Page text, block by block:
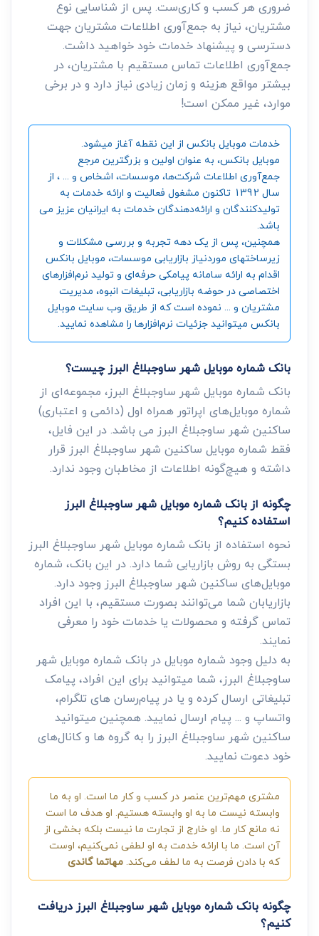
ضروری هر کسب و کاری‌ست. پس از شناسایی نوع
مشتریان، نیاز به جمع‌آوری اطلاعات مشتریان جهت
دسترسی و پیشنهاد خدمات خود خواهید داشت.
جمع‌آوری اطلاعات تماس مستقیم با مشتریان، در
بیشتر مواقع هزینه و زمان زیادی نیاز دارد و در برخی
موارد، غیر ممکن است!
خدمات موبایل بانکس از این نقطه آغاز میشود.
موبایل بانکس، به عنوان اولین و بزرگترین مرجع
جمع‌آوری اطلاعات شرکت‌ها، موسسات، اشخاص و ... ، از
سال 1392 تاکنون مشغول فعالیت و ارائه خدمات به
تولیدکنندگان و ارائه‌دهندگان خدمات به ایرانیان عزیز می
باشد.
همچنین، پس از یک دهه تجربه و بررسی مشکلات و
زیرساختهای موردنیاز بازاریابی موسسات، موبایل بانکس
اقدام به ارائه سامانه‌ پیامکی حرفه‌ای و تولید نرم‌افزارهای
اختصاصی در حوضه بازاریابی، تبلیغات انبوه، مدیریت
مشتریان و ... نموده است که از طریق وب سایت موبایل
بانکس میتوانید جزئیات نرم‌افزارها را مشاهده نمایید.
بانک شماره موبایل شهر ساوجبلاغ البرز چیست؟
بانک شماره موبایل شهر ساوجبلاغ البرز، مجموعه‌ای از
شماره موبایل‌های اپراتور همراه اول (دائمی و اعتباری)
ساکنین شهر ساوجبلاغ البرز می باشد. در این فایل،
فقط شماره موبایل ساکنین شهر ساوجبلاغ البرز قرار
داشته و هیچ‌گونه اطلاعات از مخاطبان وجود ندارد.
چگونه از بانک شماره موبایل شهر ساوجبلاغ البرز
استفاده کنیم؟
نحوه استفاده از بانک شماره موبایل شهر ساوجبلاغ البرز
بستگی به روش بازاریابی شما دارد. در این بانک، شماره
موبایل‌های ساکنین شهر ساوجبلاغ البرز وجود دارد.
بازاریابان شما می‌توانند بصورت مستقیم، با این افراد
تماس گرفته و محصولات یا خدمات خود را معرفی
نمایند.
به دلیل وجود شماره موبایل در بانک شماره موبایل شهر
ساوجبلاغ البرز، شما میتوانید برای این افراد، پیامک
تبلیغاتی ارسال کرده و یا در پیام‌رسان های تلگرام،
واتساپ و ... پیام ارسال نمایید. همچنین میتوانید
ساکنین شهر ساوجبلاغ البرز را به گروه ها و کانال‌های
خود دعوت نمایید.
مشتری مهم‌ترین عنصر در کسب و کار ما است. او به ما
وابسته نیست ما به او وابسته هستیم. او هدف ما است
نه مانع کار ما. او خارج از تجارت ما نیست بلکه بخشی از
آن است. ما با ارائه خدمت به او لطفی نمی‌کنیم، اوست
که با دادن فرصت به ما لطف می‌کند. مهاتما گاندی
چگونه بانک شماره موبایل شهر ساوجبلاغ البرز دریافت
کنیم؟